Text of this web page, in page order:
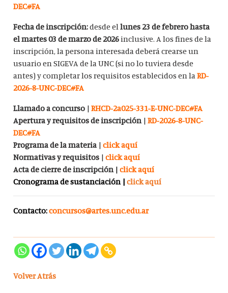
DEC#FA
Fecha de inscripción:desde ellunes 23 de febrero hasta
el martes 03 de marzo de 2026inclusive. A los fines de la
inscripción, la persona interesada deberá crearse un
usuario en SIGEVA de la UNC (si no lo tuviera desde
antes) y completar los requisitos establecidos en laRD-
2026-8-UNC-DEC#FA
Llamado a concurso |RHCD-2a025-331-E-UNC-DEC#FA
Apertura y requisitos de inscripción|RD-2026-8-UNC-
DEC#FA
Programa de la materia |click aquí
Normativas y requisitos |click aquí
Acta de cierre de inscripción|click aquí
Cronograma de sustanciación |click aquí
Contacto:concursos@artes.unc.edu.ar
Volver Atrás